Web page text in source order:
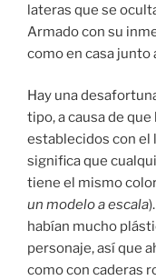
lateras que se
Armado con su
como en casa
Hay una
tipo, a causa de
establecidos con el
significa que
tiene el mismo
un modelo a escala
habían mucho
personaje, así que
como con caderas